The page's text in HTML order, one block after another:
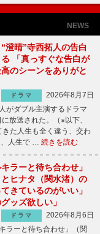
NEWS
“澄晴”寺西拓人の告白
「真っすぐな告白が
のシーンをありがと
ドラマ
2026年8月7日
がダブル主演するドラマ
放送された。（※以下、
た人生も全く違う、交わ
、人生で … 続きを読む
ラーと待ち合わせ」
とヒナタ（関水渚）の
きているのがいい」
ッズ欲しい」
ドラマ
2026年8月6日
ラーと待ち合わせ」（関